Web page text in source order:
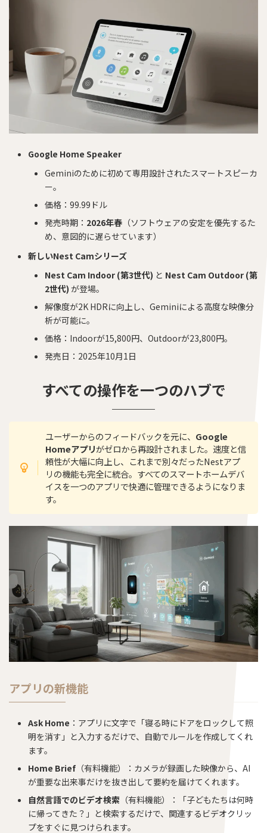
Google Home Speaker
Geminiのために初めて専用設計されたスマートスピーカ
ー。
価格：99.99ドル
発売時期： 2026年春 （ソフトウェアの安定を優先するた
め、意図的に遅らせています）
新しいNest Camシリーズ
Nest Cam Indoor (第3世代) と Nest Cam Outdoor (第
2世代) が登場。
解像度が2K HDRに向上し、Geminiによる高度な映像分
析が可能に。
価格：Indoorが15,800円、Outdoorが23,800円。
発売日：2025年10月1日
すべての操作を一つのハブで
ユーザーからのフィードバックを元に、 Google
Homeアプリがゼロから再設計されました。速度と信
頼性が大幅に向上し、これまで別々だったNestアプ
リの機能も完全に統合。すべてのスマートホームデバ
イスを一つのアプリで快適に管理できるようになりま
す。
アプリの新機能
Ask Home ：アプリに文字で「寝る時にドアをロックして照
明を消す」と入力するだけで、自動でルールを作成してくれ
ます。
Home Brief （有料機能）：カメラが録画した映像から、AI
が重要な出来事だけを抜き出して要約を届けてくれます。
自然言語でのビデオ検索 （有料機能）：「子どもたちは何時
に帰ってきた？」と検索するだけで、関連するビデオクリッ
プをすぐに見つけられます。